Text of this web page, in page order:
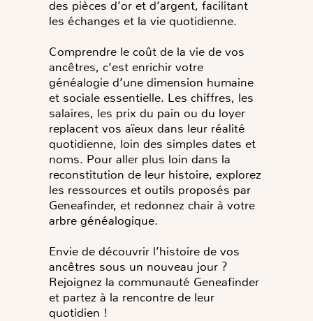
des pièces d’or et d’argent, facilitant
les échanges et la vie quotidienne.
Comprendre le coût de la vie de vos
ancêtres, c’est enrichir votre
généalogie d’une dimension humaine
et sociale essentielle. Les chiffres, les
salaires, les prix du pain ou du loyer
replacent vos aïeux dans leur réalité
quotidienne, loin des simples dates et
noms. Pour aller plus loin dans la
reconstitution de leur histoire, explorez
les ressources et outils proposés par
Geneafinder, et redonnez chair à votre
arbre généalogique.
Envie de découvrir l’histoire de vos
ancêtres sous un nouveau jour ?
Rejoignez la communauté Geneafinder
et partez à la rencontre de leur
quotidien !